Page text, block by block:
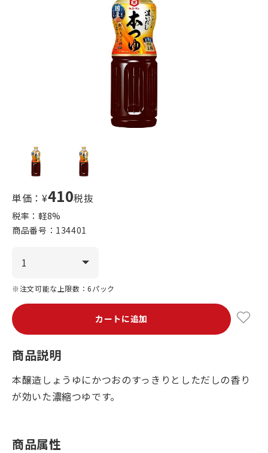
単価：¥410税抜
税率：軽8%
商品番号： 134401
※注文可能な上限数：6パック
カートに追加
商品説明
本醸造しょうゆにかつおのすっきりとしただしの香り
が効いた濃縮つゆです。
商品属性